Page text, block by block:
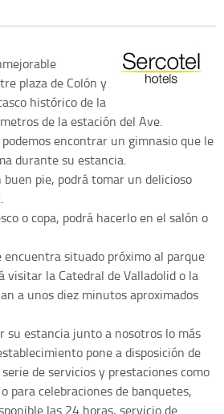
plaza de Colón y
histórico de la
de la estación del Ave.
encontrar un gimnasio que le
durante su estancia.
buen pie, podrá tomar un delicioso
o copa, podrá hacerlo en el salón o
situado próximo al parque
visitar la Catedral de Valladolid o la
a unos diez minutos aproximados
su estancia junto a nosotros lo más
pone a disposición de
de servicios y prestaciones como
para celebraciones de banquetes,
las 24 horas, servicio de